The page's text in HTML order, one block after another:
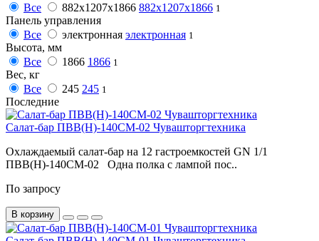
Все
882x1207x1866 882x1207x1866 1
Панель управления
Все
электронная электронная 1
Высота, мм
Все
1866 1866 1
Вес, кг
Все
245 245 1
Последние
Салат-бар ПВВ(Н)-140СМ-02 Чувашторгтехника
Охлаждаемый салат-бар на 12 гастроемкостей GN 1/1
ПВВ(Н)-140СМ-02 Одна полка с лампой пос..
По запросу
В корзину